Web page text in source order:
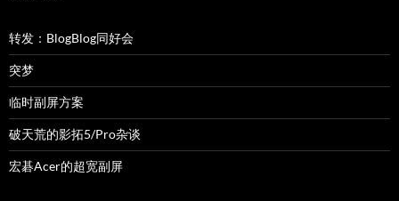
转发：BlogBlog同好会
突梦
临时副屏方案
破天荒的影拓5/Pro杂谈
宏碁Acer的超宽副屏